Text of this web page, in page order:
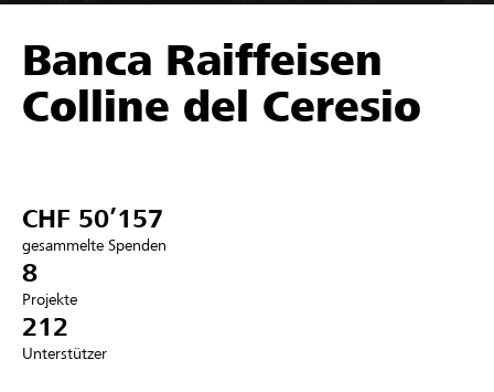
Unterstützen
Hilfe & Support
Anmelden
Projekte und Organisationen finden
Banca Raiffeisen
Colline del Ceresio
CHF 50’157
gesammelte Spenden
8
Projekte
212
Unterstützer